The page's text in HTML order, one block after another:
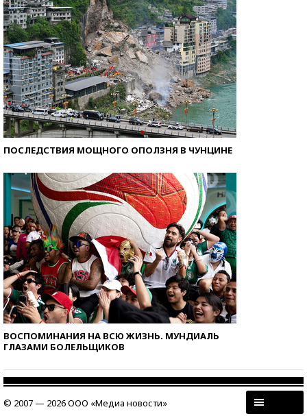
ПОСЛЕДСТВИЯ МОЩНОГО ОПОЛЗНЯ В ЧУНЦИНЕ
ВОСПОМИНАНИЯ НА ВСЮ ЖИЗНЬ. МУНДИАЛЬ
ГЛАЗАМИ БОЛЕЛЬЩИКОВ
© 2007 — 2026 ООО «Медиа новости»